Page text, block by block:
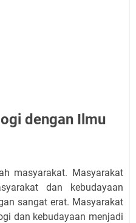
dengan Ilmu
masyarakat. Masyarakat
dan kebudayaan
sangat erat. Masyarakat
dan kebudayaan menjadi